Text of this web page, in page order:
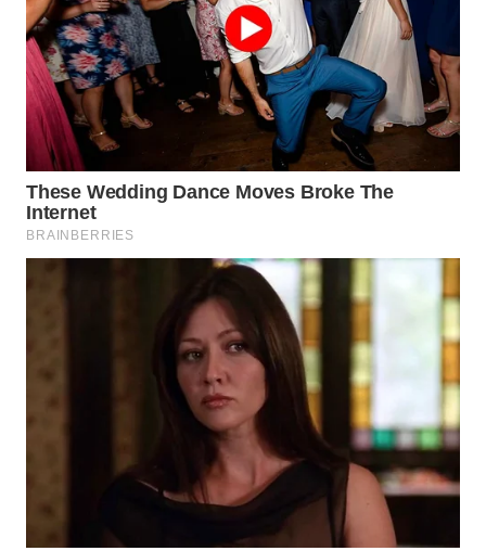
WN
CIANJUR
WN
KEPULAUAN
SERIBU
WN
TANGERANG
CIREBON
INDRAMAYU